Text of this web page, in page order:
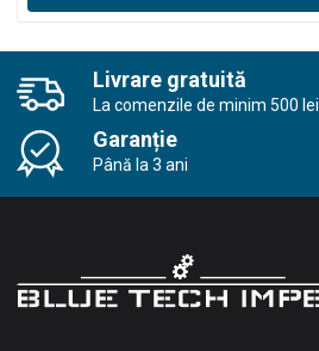
Livrare gratuită
La comenzile de minim 500 lei
Garanție
Până la 3 ani